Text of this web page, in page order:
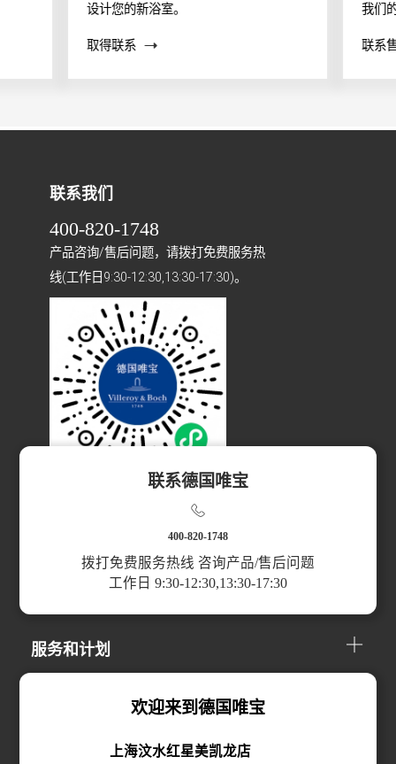
设计您的新浴室。
取得联系
我们
帮助
联系
服务和计划
联系我们
400-820-1748
产品咨询/售后问题，请拨打免费服务热
线(工作日9:30-12:30,13:30-17:30)。
欢迎来到德国唯宝
上海汶水红星美凯龙店
联系德国唯宝
400-820-1748
拨打免费服务热线 咨询产品/售后问题
工作日 9:30-12:30,13:30-17:30